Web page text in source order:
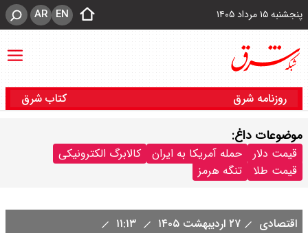
پنجشنبه ۱۵ مرداد ۱۴۰۵ EN
AR
روزنامه شرق کتاب شرق
موضوعات داغ:
قیمت دلار حمله آمریکا به ایران
کالابرگ الکترونیکی
قیمت طلا
تنگه هرمز
اقتصادی ۲۷ اردیبهشت ۱۴۰۵